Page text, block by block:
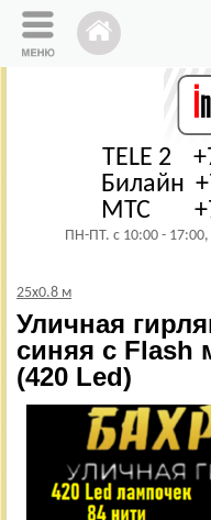
TELE 2
Билайн
МТС
ПН-ПТ. с 10:00 -
25х0.8 м
Уличная
синяя с Flash
(420 Led)